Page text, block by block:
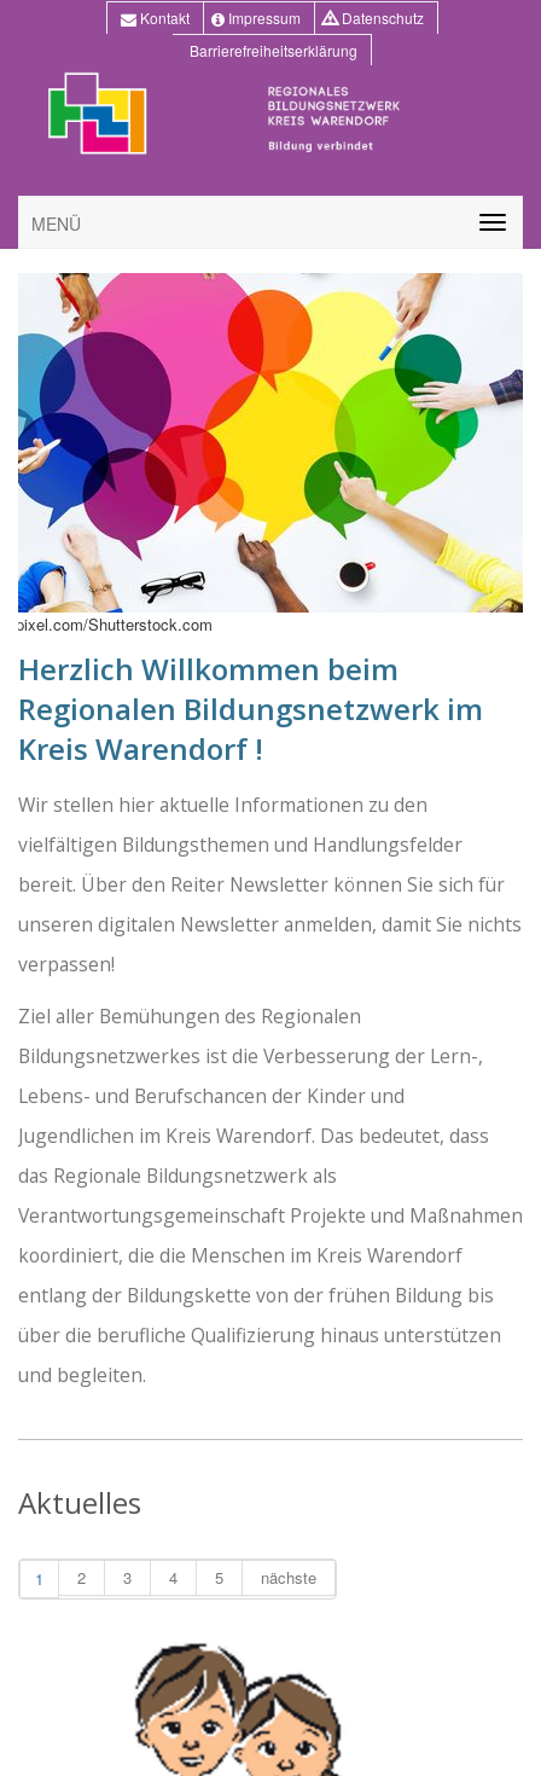
Kontakt Impressum
Datenschutz
Barrierefreiheitserklärung
MENÜ
Shutterstock.com
Herzlich Willkommen beim
Regionalen Bildungsnetzwerk im
Kreis Warendorf !
Wir stellen hier aktuelle Informationen zu den
vielfältigen Bildungsthemen und Handlungsfelder
bereit. Über den Reiter Newsletter können Sie sich für
unseren digitalen Newsletter anmelden, damit Sie nichts
verpassen!
Ziel aller Bemühungen des Regionalen
Bildungsnetzwerkes ist die Verbesserung der Lern-,
Lebens- und Berufschancen der Kinder und
Jugendlichen im Kreis Warendorf. Das bedeutet, dass
das Regionale Bildungsnetzwerk als
Verantwortungsgemeinschaft Projekte und Maßnahmen
koordiniert, die die Menschen im Kreis Warendorf
entlang der Bildungskette von der frühen Bildung bis
über die berufliche Qualifizierung hinaus unterstützen
und begleiten.
Aktuelles
1 2 3 4 5 nächste